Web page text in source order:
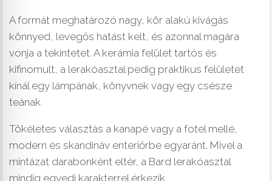
A formát meghatározó nagy, kör alakú kivágás
könnyed, levegős hatást kelt, és azonnal magára
vonja a tekintetet. A kerámia felület tartós és
kifinomult, a lerakóasztal pedig praktikus felületet
kínál egy lámpának, könyvnek vagy egy csésze
teának.
Tökéletes választás a kanapé vagy a fotel mellé,
modern és skandináv enteriőrbe egyaránt. Mivel a
mintázat darabonként eltér, a Bard lerakóasztal
mindig egyedi karakterrel érkezik.